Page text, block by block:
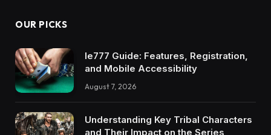
OUR PICKS
Ie777 Guide: Features, Registration,
and Mobile Accessibility
August 7, 2026
Understanding Key Tribal Characters
and Their Impact on the Series